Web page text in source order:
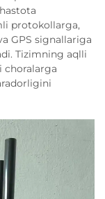
protokollarga,
GPS signallariga
Tizimning aqlli
choralarga